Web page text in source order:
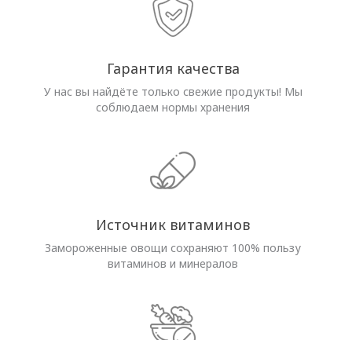
Гарантия качества
У нас вы найдёте только свежие продукты! Мы
соблюдаем нормы хранения
Источник витаминов
Замороженные овощи сохраняют 100% пользу
витаминов и минералов